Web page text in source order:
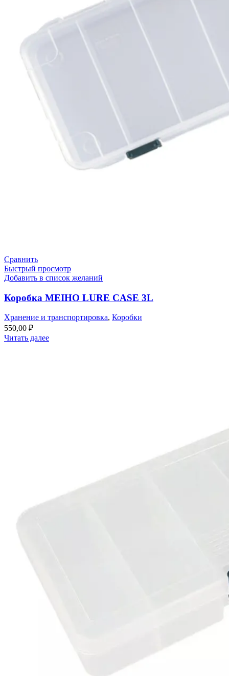
Сравнить
Быстрый просмотр
Добавить в список желаний
Коробка MEIHO LURE CASE 3L
Хранение и транспортировка, Коробки
550,00 ₽
Читать далее